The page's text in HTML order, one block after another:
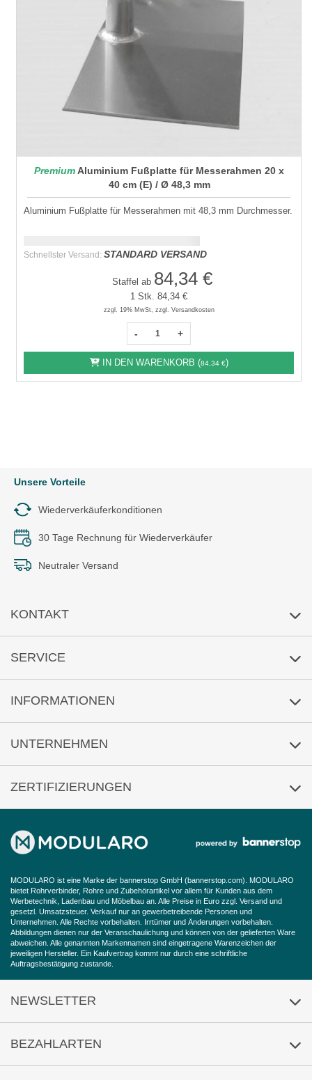
PremiumAluminium Fußplatte für Messerahmen 20 x
40 cm (E) / Ø 48,3 mm
Aluminium Fußplatte für Messerahmen mit 48,3 mm Durchmesser.
Schnellster Versand:STANDARD VERSAND
Staffel ab 84,34 €
1 Stk.84,34 €
zzgl. 19% MwSt, zzgl. Versandkosten
- +
IN DEN WARENKORB (84,34 €)
Unsere Vorteile
Wiederverkäuferkonditionen
30 Tage Rechnung für Wiederverkäufer
Neutraler Versand
KONTAKT
SERVICE
Reklamation
INFORMATIONEN
Sicher Zahlen
Häufige Fragen
UNTERNEHMEN
Impressum
AGB
Widerrufsbelehrung
Barrierefreiheitserklärung
ZERTIFIZIERUNGEN
MODULARO ist eine Marke der bannerstop GmbH (bannerstop.com). MODULARO
bietet Rohrverbinder, Rohre und Zubehörartikel vor allem für Kunden aus dem
Werbetechnik, Ladenbau und Möbelbau an. Alle Preise in Euro zzgl. Versand und
gesetzl. Umsatzsteuer. Verkauf nur an gewerbetreibende Personen und
Unternehmen. Alle Rechte vorbehalten. Irrtümer und Änderungen vorbehalten.
Abbildungen dienen nur der Veranschaulichung und können von der gelieferten Ware
abweichen. Alle genannten Markennamen sind eingetragene Warenzeichen der
jeweiligen Hersteller. Ein Kaufvertrag kommt nur durch eine schriftliche
Auftragsbestätigung zustande.
NEWSLETTER
Anmeldung/Abmeldung
BEZAHLARTEN